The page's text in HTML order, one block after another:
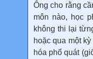
Ông cho rằng
môn nào, học
không thi lại
hoặc qua một
hóa phổ quát